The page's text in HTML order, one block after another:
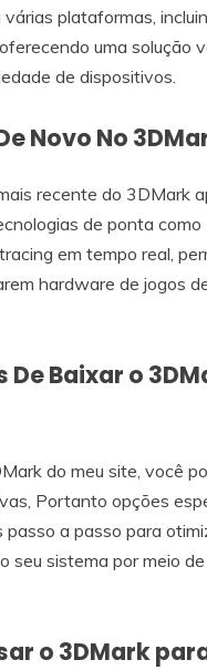
plataformas,
uma solução
de dispositivos.
Novo No
recente do 3DMark
de ponta como
em tempo real,
hardware de jogos
Baixar o
do meu site, você
Portanto opções
passo a passo para
seu sistema por meio
o 3DMark